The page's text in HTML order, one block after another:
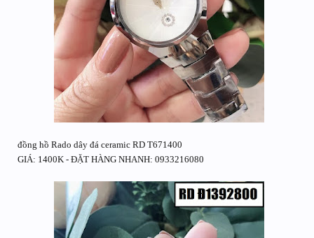
đồng hồ Rado dây đá ceramic RD T671400
GIÁ: 1400K - ĐẶT HÀNG NHANH: 0933216080